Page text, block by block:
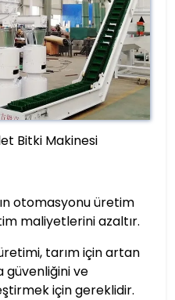
Bitki Makinesi
otomasyonu üretim
maliyetlerini azaltır.
tarım için artan
güvenliğini ve
için gereklidir.